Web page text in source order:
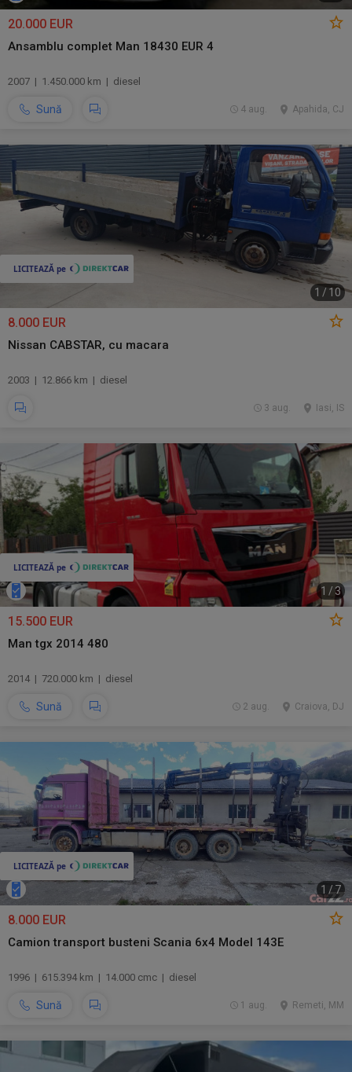
20.000 EUR
Ansamblu complet Man 18430 EUR 4
2007 | 1.450.000 km | diesel
Sună Apahida, CJ
4 aug.
1 / 10
8.000 EUR
Nissan CABSTAR, cu macara
2003 | 12.866 km | diesel
Iasi, IS
3 aug.
1 /3
15.500 EUR
Man tgx 2014 480
2014 | 720.000 km | diesel
Sună Craiova, DJ
2 aug.
1 /7
8.000 EUR
Camion transport busteni Scania 6x4 Model 143E
1996 | 615.394 km | 14.000 cmc | diesel
Sună Remeti, MM
1 aug.